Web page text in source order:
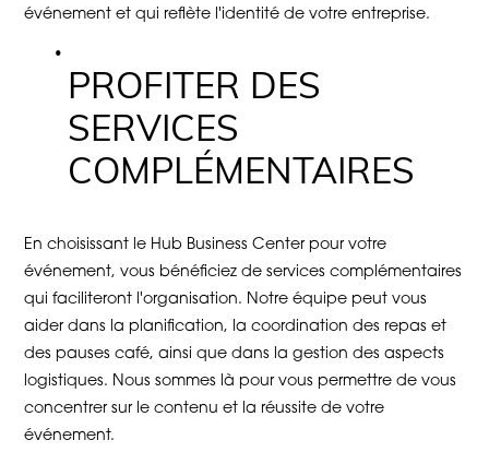
événement et qui reflète l'identité de votre entreprise.
PROFITER DES
SERVICES
COMPLÉMENTAIRES
En choisissant le Hub Business Center pour votre
événement, vous bénéficiez de services complémentaires
qui faciliteront l'organisation. Notre équipe peut vous
aider dans la planification, la coordination des repas et
des pauses café, ainsi que dans la gestion des aspects
logistiques. Nous sommes là pour vous permettre de vous
concentrer sur le contenu et la réussite de votre
événement.